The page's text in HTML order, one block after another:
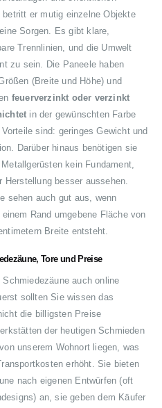
betritt er mutig einzelne Objekte
Sorgen. Es gibt klare,
Trennlinien, und die Umwelt
zu sein. Die Paneele haben
(Breite und Höhe) und
feuerverzinkt oder verzinkt
in der gewünschten Farbe
sind: geringes Gewicht und
Darüber hinaus benötigen sie
kein Fundament,
Herstellung besser aussehen.
sehen auch gut aus, wenn
Rand umgebene Fläche von
Breite entsteht.
Tore und Preise
auch online
sollten Sie wissen das
die billigsten Preise
der heutigen Schmieden
unserem Wohnort liegen, was
erhöht. Sie bieten
nach eigenen Entwürfen (oft
an, sie geben dem Käufer